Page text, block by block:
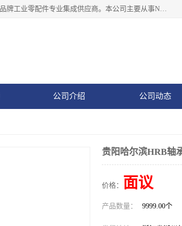
湖州恩斯凯工业技术有限公司位于湖州长兴，公司作为机械零部件以及多个品牌工业零配件专业集成供应商。本公司主要从事NSK进口轴承、SKF进口轴承、FAG进口轴承、NTN进口轴承、国产轴承：ZWZ、HRB、C&U轴承外球面轴承、导轨、丝杠、滑块、 润滑油、工业皮带及其他工业零部件的销售.
公司介绍 公司动态
贵阳哈尔滨HRB轴
价格： 面议
产品数量： 9999.00个